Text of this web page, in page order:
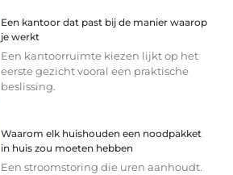
Een kantoor dat past bij de manier waarop
je werkt
Een kantoorruimte kiezen lijkt op het
eerste gezicht vooral een praktische
beslissing.
Waarom elk huishouden een noodpakket
in huis zou moeten hebben
Een stroomstoring die uren aanhoudt.